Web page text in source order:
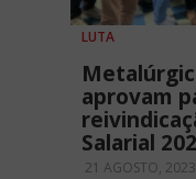
LUTA
aprovam
Salarial
21 AGOSTO,